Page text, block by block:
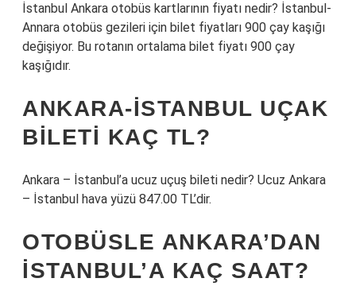
İstanbul Ankara otobüs kartlarının fiyatı nedir? İstanbul-
Annara otobüs gezileri için bilet fiyatları 900 çay kaşığı
değişiyor. Bu rotanın ortalama bilet fiyatı 900 çay
kaşığıdır.
ANKARA-İSTANBUL UÇAK
BILETI KAÇ TL?
Ankara – İstanbul’a ucuz uçuş bileti nedir? Ucuz Ankara
– İstanbul hava yüzü 847.00 TL’dir.
OTOBÜSLE ANKARA’DAN
İSTANBUL’A KAÇ SAAT?